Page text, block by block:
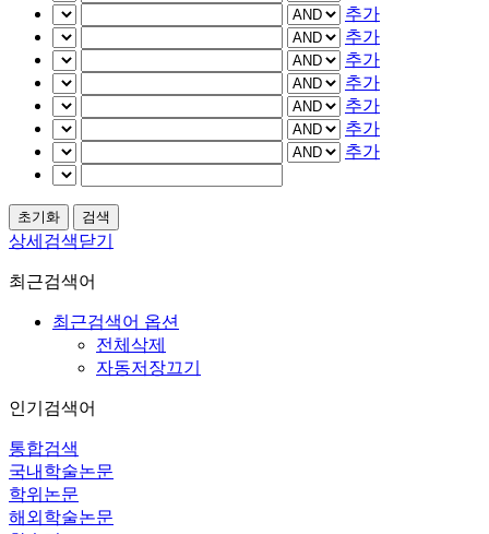
추가
추가
추가
추가
추가
추가
추가
상세검색닫기
최근검색어
최근검색어 옵션
전체삭제
자동저장끄기
인기검색어
통합검색
국내학술논문
학위논문
해외학술논문